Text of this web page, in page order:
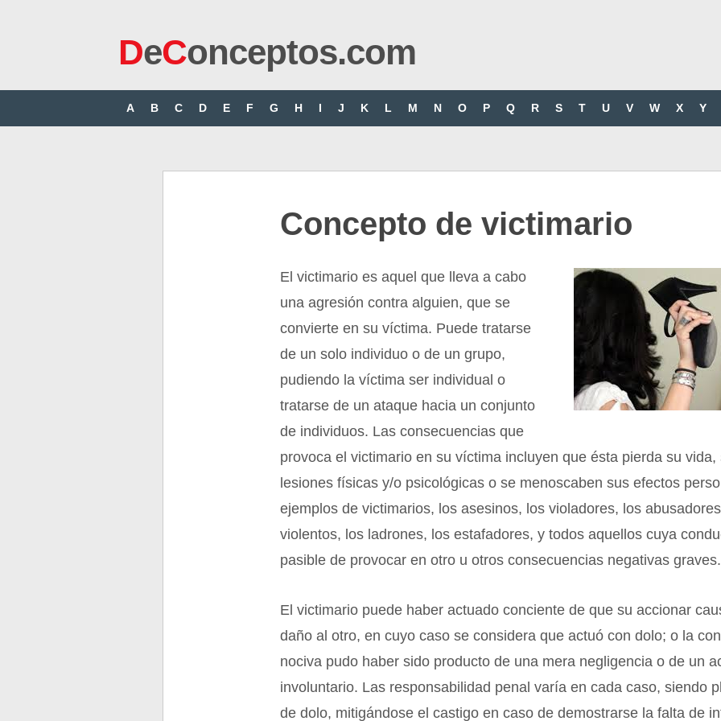
DeConceptos.com
A B C D E F G H I J K L M N O P Q R S T U V W X Y
Concepto de victimario
El victimario es aquel que lleva a cabo
una agresión contra alguien, que se
convierte en su víctima. Puede tratarse
de un solo individuo o de un grupo,
pudiendo la víctima ser individual o
tratarse de un ataque hacia un conjunto
de individuos. Las consecuencias que
provoca el victimario en su víctima incluyen que ésta pierda su vida,
lesiones físicas y/o psicológicas o se menoscaben sus efectos
ejemplos de victimarios, los asesinos, los violadores, los
violentos, los ladrones, los estafadores, y todos aquellos cuya
pasible de provocar en otro u otros consecuencias negativas graves.
El victimario puede haber actuado conciente de que su accionar
daño al otro, en cuyo caso se considera que actuó con dolo; o la
nociva pudo haber sido producto de una mera negligencia o de un
involuntario. Las responsabilidad penal varía en cada caso, siendo
de dolo, mitigándose el castigo en caso de demostrarse la falta de